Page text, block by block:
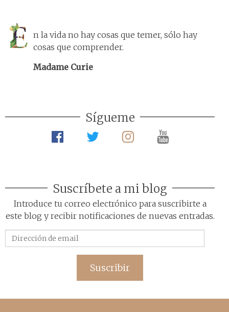
n la vida no hay cosas que temer, sólo hay
cosas que comprender.
Madame Curie
Sígueme
Suscríbete a mi blog
Introduce tu correo electrónico para suscribirte a
este blog y recibir notificaciones de nuevas entradas.
de
Suscribir